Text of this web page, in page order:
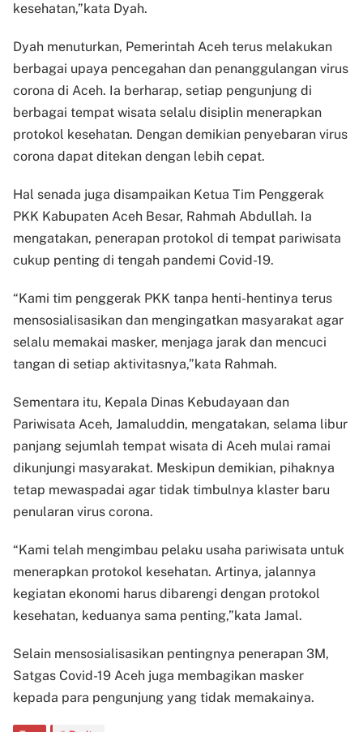
kesehatan,”kata Dyah.
Dyah menuturkan, Pemerintah Aceh terus melakukan
berbagai upaya pencegahan dan penanggulangan virus
corona di Aceh. Ia berharap, setiap pengunjung di
berbagai tempat wisata selalu disiplin menerapkan
protokol kesehatan. Dengan demikian penyebaran virus
corona dapat ditekan dengan lebih cepat.
Hal senada juga disampaikan Ketua Tim Penggerak
PKK Kabupaten Aceh Besar, Rahmah Abdullah. Ia
mengatakan, penerapan protokol di tempat pariwisata
cukup penting di tengah pandemi Covid-19.
“Kami tim penggerak PKK tanpa henti-hentinya terus
mensosialisasikan dan mengingatkan masyarakat agar
selalu memakai masker, menjaga jarak dan mencuci
tangan di setiap aktivitasnya,”kata Rahmah.
Sementara itu, Kepala Dinas Kebudayaan dan
Pariwisata Aceh, Jamaluddin, mengatakan, selama libur
panjang sejumlah tempat wisata di Aceh mulai ramai
dikunjungi masyarakat. Meskipun demikian, pihaknya
tetap mewaspadai agar tidak timbulnya klaster baru
penularan virus corona.
“Kami telah mengimbau pelaku usaha pariwisata untuk
menerapkan protokol kesehatan. Artinya, jalannya
kegiatan ekonomi harus dibarengi dengan protokol
kesehatan, keduanya sama penting,”kata Jamal.
Selain mensosialisasikan pentingnya penerapan 3M,
Satgas Covid-19 Aceh juga membagikan masker
kepada para pengunjung yang tidak memakainya.